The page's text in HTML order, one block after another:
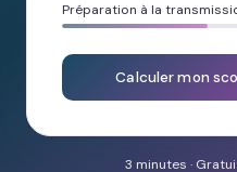
Préparation à la
Calculer mon
3 minutes ·